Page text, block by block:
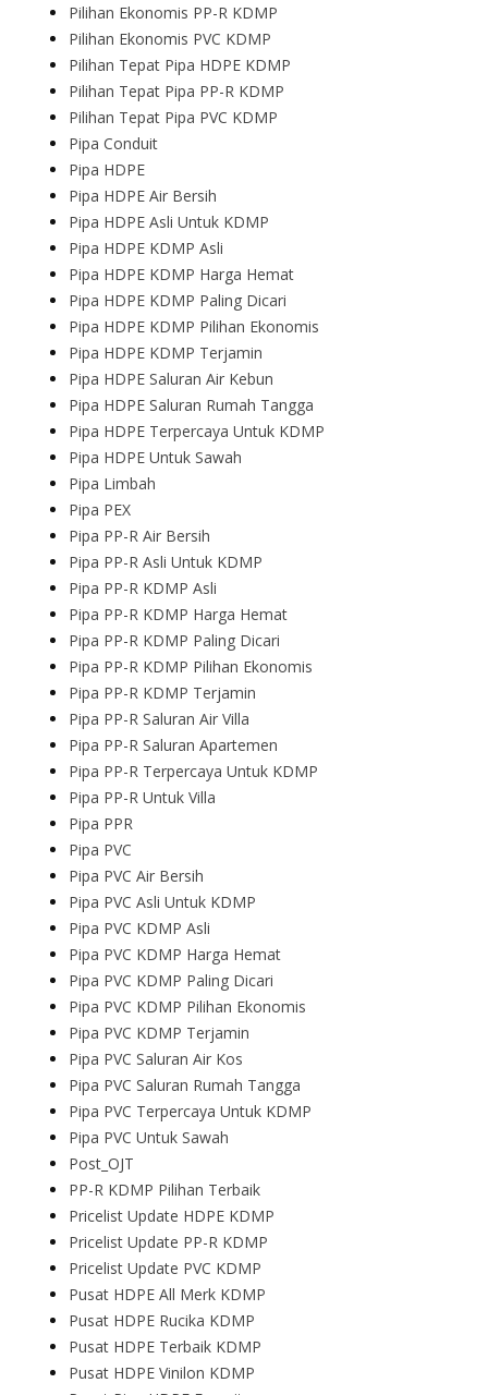
Pilihan Ekonomis PP-R KDMP
Pilihan Ekonomis PVC KDMP
Pilihan Tepat Pipa HDPE KDMP
Pilihan Tepat Pipa PP-R KDMP
Pilihan Tepat Pipa PVC KDMP
Pipa Conduit
Pipa HDPE
Pipa HDPE Air Bersih
Pipa HDPE Asli Untuk KDMP
Pipa HDPE KDMP Asli
Pipa HDPE KDMP Harga Hemat
Pipa HDPE KDMP Paling Dicari
Pipa HDPE KDMP Pilihan Ekonomis
Pipa HDPE KDMP Terjamin
Pipa HDPE Saluran Air Kebun
Pipa HDPE Saluran Rumah Tangga
Pipa HDPE Terpercaya Untuk KDMP
Pipa HDPE Untuk Sawah
Pipa Limbah
Pipa PEX
Pipa PP-R Air Bersih
Pipa PP-R Asli Untuk KDMP
Pipa PP-R KDMP Asli
Pipa PP-R KDMP Harga Hemat
Pipa PP-R KDMP Paling Dicari
Pipa PP-R KDMP Pilihan Ekonomis
Pipa PP-R KDMP Terjamin
Pipa PP-R Saluran Air Villa
Pipa PP-R Saluran Apartemen
Pipa PP-R Terpercaya Untuk KDMP
Pipa PP-R Untuk Villa
Pipa PPR
Pipa PVC
Pipa PVC Air Bersih
Pipa PVC Asli Untuk KDMP
Pipa PVC KDMP Asli
Pipa PVC KDMP Harga Hemat
Pipa PVC KDMP Paling Dicari
Pipa PVC KDMP Pilihan Ekonomis
Pipa PVC KDMP Terjamin
Pipa PVC Saluran Air Kos
Pipa PVC Saluran Rumah Tangga
Pipa PVC Terpercaya Untuk KDMP
Pipa PVC Untuk Sawah
Post_OJT
PP-R KDMP Pilihan Terbaik
Pricelist Update HDPE KDMP
Pricelist Update PP-R KDMP
Pricelist Update PVC KDMP
Pusat HDPE All Merk KDMP
Pusat HDPE Rucika KDMP
Pusat HDPE Terbaik KDMP
Pusat HDPE Vinilon KDMP